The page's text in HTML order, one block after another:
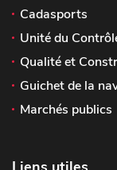
Cadasports
Unité du
Qualité et
Guichet de la
Marchés publics